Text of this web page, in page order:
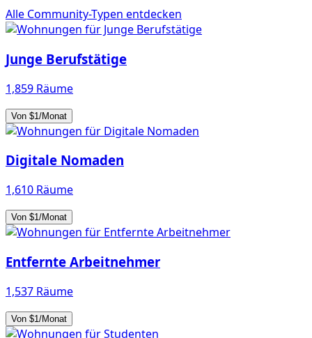
Alle Community-Typen entdecken
Junge Berufstätige
1,859 Räume
Von $1/Monat
Digitale Nomaden
1,610 Räume
Von $1/Monat
Entfernte Arbeitnehmer
1,537 Räume
Von $1/Monat